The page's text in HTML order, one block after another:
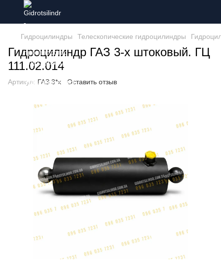
Гидроцилиндры Телескопические гидроцилиндры
Гидроцилиндр ГАЗ 3-х штоковый. ГЦ
111.02.014
Артикул: ГАЗ 3*х Оставить отзыв